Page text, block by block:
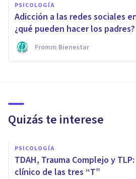
PSICOLOGÍA
Adicción a las redes sociales
¿qué pueden hacer los padres?
Fromm Bienestar
Quizás te interese
PSICOLOGÍA
TDAH, Trauma Complejo y
clínico de las tres “T”